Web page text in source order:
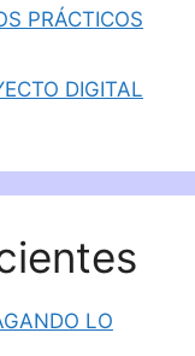
PRÁCTICOS
DIGITAL
LO